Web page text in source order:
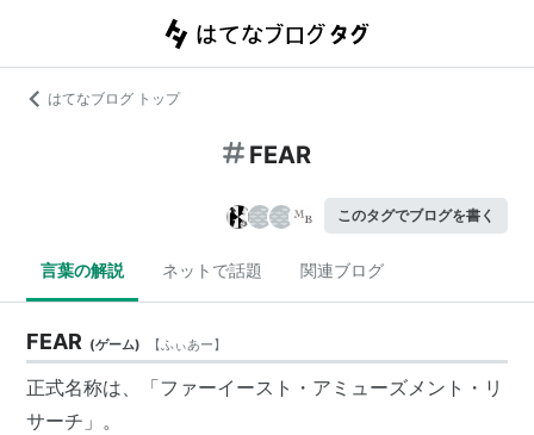
はてなブログ トップ
FEAR
このタグでブログを書く
言葉の解説 ネットで話題 関連ブログ
FEAR (ゲーム) 【ふぃあー】
正式名称は、「ファーイースト・アミューズメント・リ
サーチ」。